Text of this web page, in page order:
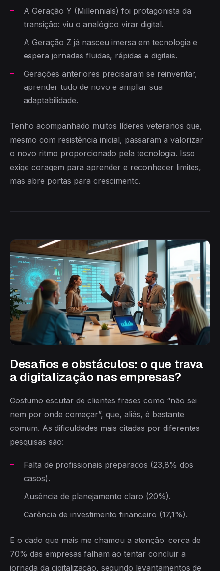
A Geração Y (Millennials) foi protagonista da
transição: viu o analógico virar digital.
A Geração Z já nasceu imersa em tecnologia e
espera jornadas fluidas, rápidas e digitais.
Gerações anteriores precisaram se reinventar,
aprender tudo de novo e ampliar sua
adaptabilidade.
Tenho acompanhado muitos líderes veteranos que,
mesmo com resistência inicial, passaram a valorizar
o novo ritmo proporcionado pela tecnologia. Isso
exige coragem para aprender e reconhecer limites,
mas abre portas para crescimento.
Desafios e obstáculos: o que trava
a digitalização nas empresas?
Costumo escutar de clientes frases como “não sei
nem por onde começar”, que, aliás, é bastante
comum. As dificuldades mais citadas por diferentes
pesquisas são:
Falta de profissionais preparados (23,8% dos
casos).
Ausência de planejamento claro (20%).
Carência de investimento financeiro (17,1%).
E o dado que mais me chamou a atenção: cerca de
70% das empresas falham ao tentar concluir a
jornada da digitalização, segundo levantamentos de